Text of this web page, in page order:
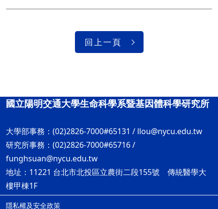
回上一頁
國立陽明交通大學生命科學系暨基因體科學研究所
大學部事務：(02)2826-7000#65131 / llou@nycu.edu.tw
研究所事務：(02)2826-7000#65716 /
funghsuan@nycu.edu.tw
地址：11221 台北市北投區立農街二段155號 傳統醫學大
樓甲棟1F
隱私權及安全政策